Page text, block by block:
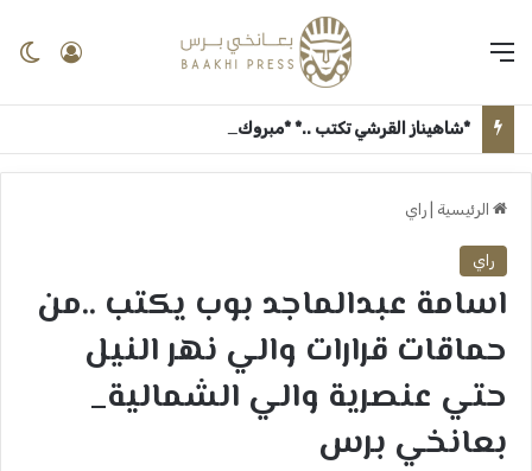
الرئيسية راي
راي
اسامة عبدالماجد بوب يكتب ..من
حماقات قرارات والي نهر النيل
حتي عنصرية والي الشمالية_
بعانخي برس